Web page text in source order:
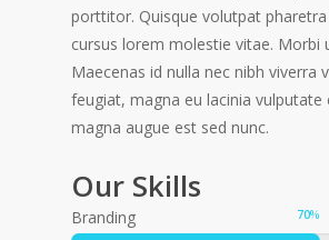
porttitor. Quisque volutpat
cursus lorem molestie vitae. Morbi
Maecenas id nulla nec nibh viverra
feugiat, magna eu lacinia vulputate
magna augue est sed nunc.
Our Skills
Branding 70%